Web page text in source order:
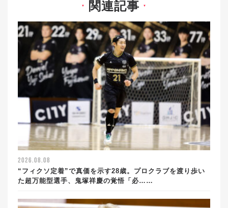
▼ 関連記事 ▼
2026.08.08
“フィクソ定着”で真価を示す28歳。プロクラブを渡り歩い
た超万能型選手、鬼塚祥慶の覚悟「必……